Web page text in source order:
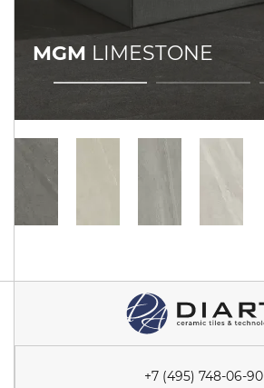
MGM LIMESTONE
+7 (495) 748-06-90